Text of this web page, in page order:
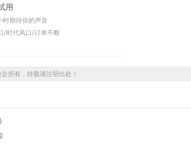
用
时期待你的声音
/时代风口/订单不断
所有，转载请注明出处！